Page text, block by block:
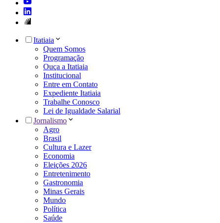
Itatiaia
Quem Somos
Programação
Ouça a Itatiaia
Institucional
Entre em Contato
Expediente Itatiaia
Trabalhe Conosco
Lei de Igualdade Salarial
Jornalismo
Agro
Brasil
Cultura e Lazer
Economia
Eleições 2026
Entretenimento
Gastronomia
Minas Gerais
Mundo
Política
Saúde